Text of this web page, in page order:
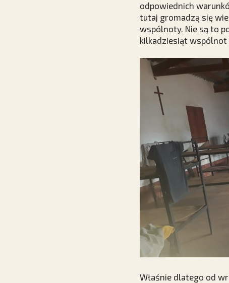
odpowiednich
tutaj gromadzą się
wspólnoty. Nie są to
kilkadziesiąt wspólnot
Właśnie dlatego od